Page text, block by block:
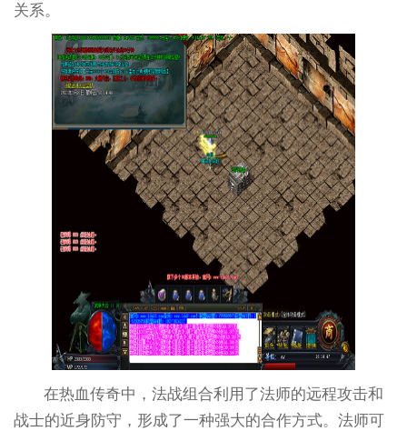
关系。
在热血传奇中，法战组合利用了法师的远程攻击和
战士的近身防守，形成了一种强大的合作方式。法师可